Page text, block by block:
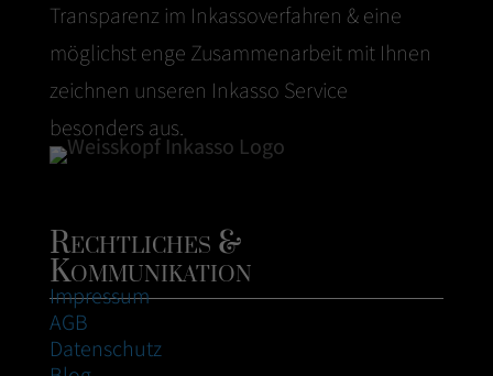
Transparenz im Inkassoverfahren & eine
möglichst enge Zusammenarbeit mit Ihnen
zeichnen unseren Inkasso Service
besonders aus.
Rechtliches &
Kommunikation
Impressum
AGB
Datenschutz